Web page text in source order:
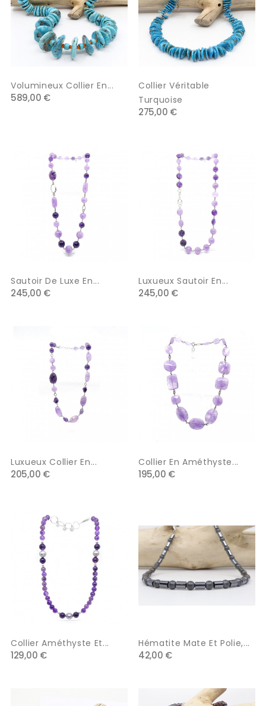
Volumineux Collier En...
589,00 €
Collier Véritable
Turquoise
275,00 €
Sautoir De Luxe En...
245,00 €
Luxueux Sautoir En...
245,00 €
Luxueux Collier En...
205,00 €
Collier En Améthyste...
195,00 €
Collier Améthyste Et...
129,00 €
Hématite Mate Et Polie,...
42,00 €